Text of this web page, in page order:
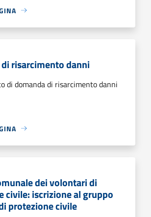
risarcimento danni
di domanda di risarcimento danni
dei volontari di
civile: iscrizione al gruppo
protezione civile